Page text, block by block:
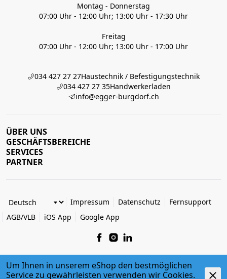
Montag - Donnerstag
07:00 Uhr - 12:00 Uhr; 13:00 Uhr - 17:30 Uhr
Freitag
07:00 Uhr - 12:00 Uhr; 13:00 Uhr - 17:00 Uhr
034 427 27 27Haustechnik / Befestigungstechnik
034 427 27 35Handwerkerladen
info@egger-burgdorf.ch
ÜBER UNS
GESCHÄFTSBEREICHE
SERVICES
PARTNER
Impressum Datenschutz
Fernsupport
AGB/VLB
iOS App Google App
© 2026 Egger + Co. AG
Um Ihnen in unserem eShop den bestmöglichen
Service zu gewährleisten verwenden wir Cookies.